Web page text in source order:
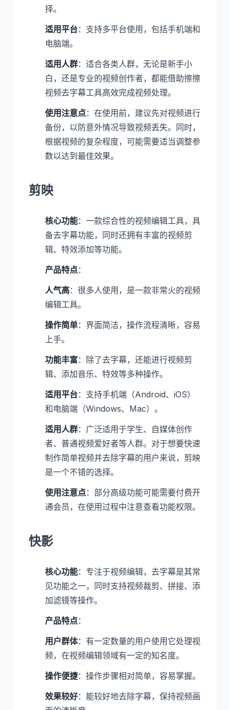
择。
适用平台：支持多平台使用，包括手机端和
电脑端。
适用人群：适合各类人群，无论是新手小
白，还是专业的视频创作者，都能借助擦擦
视频去字幕工具高效完成视频处理。
使用注意点：在使用前，建议先对视频进行
备份，以防意外情况导致视频丢失。同时，
根据视频的复杂程度，可能需要适当调整参
数以达到最佳效果。
剪映
核心功能：一款综合性的视频编辑工具，具
备去字幕功能，同时还拥有丰富的视频剪
辑、特效添加等功能。
产品特点：
人气高：很多人使用，是一款非常火的视频
编辑工具。
操作简单：界面简洁，操作流程清晰，容易
上手。
功能丰富：除了去字幕，还能进行视频剪
辑、添加音乐、特效等多种操作。
适用平台：支持手机端（Android、iOS）
和电脑端（Windows、Mac）。
适用人群：广泛适用于学生、自媒体创作
者、普通视频爱好者等人群。对于想要快速
制作简单视频并去除字幕的用户来说，剪映
是一个不错的选择。
使用注意点：部分高级功能可能需要付费开
通会员，在使用过程中注意查看功能权限。
快影
核心功能：专注于视频编辑，去字幕是其常
见功能之一，同时支持视频裁剪、拼接、添
加滤镜等操作。
产品特点：
用户群体：有一定数量的用户使用它处理视
频，在视频编辑领域有一定的知名度。
操作便捷：操作步骤相对简单，容易掌握。
效果较好：能较好地去除字幕，保持视频画